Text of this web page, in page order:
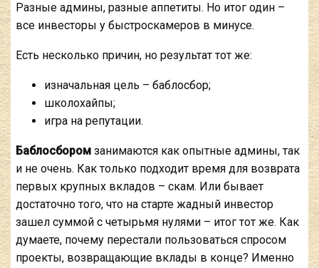
Разные админы, разные аппетиты. Но итог один –
все инвесторы у быстроскамеров в минусе.
Есть несколько причин, но результат тот же:
изначальная цель – баблосбор;
школохайпы;
игра на репутации.
Баблосбором занимаются как опытные админы, так
и не очень. Как только подходит время для возврата
первых крупных вкладов – скам. Или бывает
достаточно того, что на старте жадный инвестор
зашел суммой с четырьмя нулями – итог тот же. Как
думаете, почему перестали пользоваться спросом
проекты, возвращающие вклады в конце? Именно